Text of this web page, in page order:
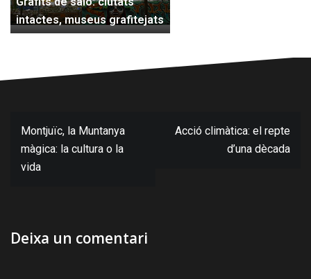
intactes, museus grafitejats
Navegació
d'entrades
Montjuïc, la Muntanya
màgica: la cultura o la
vida
Acció climàtica: el repte
d’una dècada
Deixa un comentari